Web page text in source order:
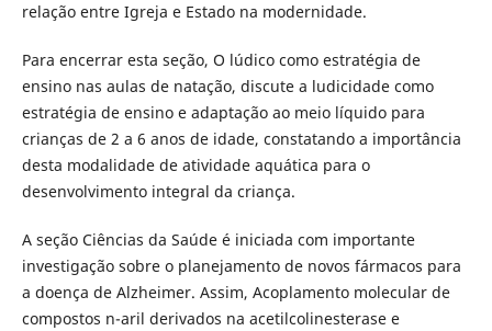
relação entre Igreja e Estado na modernidade.
Para encerrar esta seção, O lúdico como estratégia de
ensino nas aulas de natação, discute a ludicidade como
estratégia de ensino e adaptação ao meio líquido para
crianças de 2 a 6 anos de idade, constatando a importância
desta modalidade de atividade aquática para o
desenvolvimento integral da criança.
A seção Ciências da Saúde é iniciada com importante
investigação sobre o planejamento de novos fármacos para
a doença de Alzheimer. Assim, Acoplamento molecular de
compostos n-aril derivados na acetilcolinesterase e